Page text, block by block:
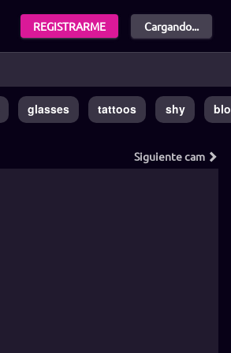
REGISTRARME Cargando...
glasses tattoos shy
Siguientecam